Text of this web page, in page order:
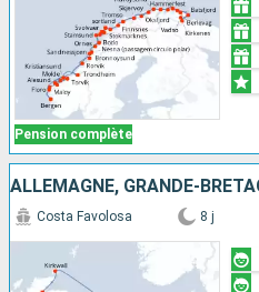
Pension complète
Costa Favolosa 8 j